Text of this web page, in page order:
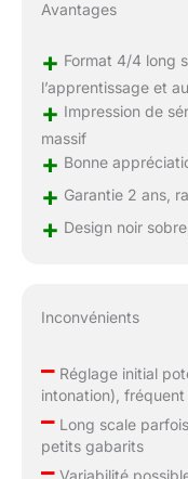
Avantages
+ Format 4/4 long
l’apprentissage et
+ Impression de
massif
+ Bonne
+ Garantie 2 ans,
+ Design noir
Inconvénients
–Réglage initial
intonation),
–Long scale
petits gabarits
–Variabilité